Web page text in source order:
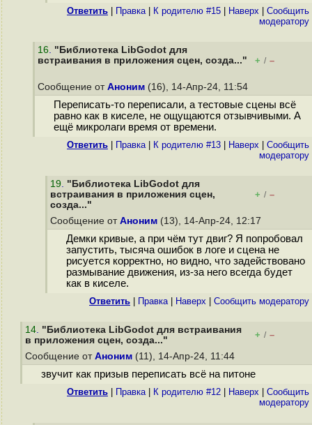
Ответить Правка| К родителю #15 Наверх
Cообщить
модератору
16. "Библиотека LibGodot для
встраивания в приложения сцен, созда..."
+ / –
Сообщение от Аноним (16), 14-Апр-24, 11:54
Переписать-то переписали, а тестовые сцены всё
равно как в киселе, не ощущаются отзывчивыми. А
ещё микролаги время от времени.
Ответить Правка| К родителю #13 Наверх
Cообщить
модератору
19. "Библиотека LibGodot для
встраивания в приложения сцен,
созда..."
+ / –
Сообщение от Аноним (13), 14-Апр-24, 12:17
Демки кривые, а при чём тут двиг? Я попробовал
запустить, тысяча ошибок в логе и сцена не
рисуется корректно, но видно, что задействовано
размывание движения, из-за него всегда будет
как в киселе.
Ответить Правка| Наверх Cообщить модератору
14. "Библиотека LibGodot для встраивания
в приложения сцен, созда..."
+ / –
Сообщение от Аноним (11), 14-Апр-24, 11:44
звучит как призыв переписать всё на питоне
Ответить Правка| К родителю #12 Наверх
Cообщить
модератору